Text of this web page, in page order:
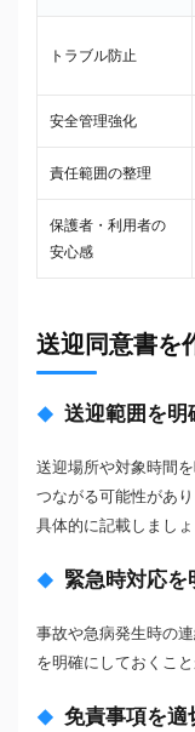
トラブル防止
安全管理強化
責任範囲の整理
保護者・利用者の
安心感
送迎同意書を
送迎範囲を明
送迎場所や対象時間
つながる可能性があ
具体的に記載しましょ
緊急時対応を
事故や急病発生時の
を明確にしておくこと
免責事項を適